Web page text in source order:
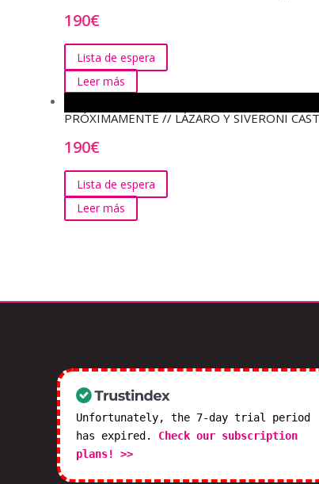
190€
Lista de espera
Leer más
PRÓXIMAMENTE // LÁZARO Y SIVERONI
190€
Lista de espera
Leer más
Unfortunately, the 7-day trial period
has expired. Check our subscription
plans! >>